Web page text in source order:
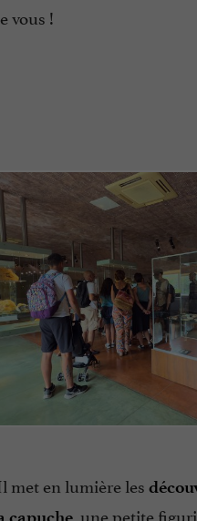
vous !
met en lumière les
, une petite